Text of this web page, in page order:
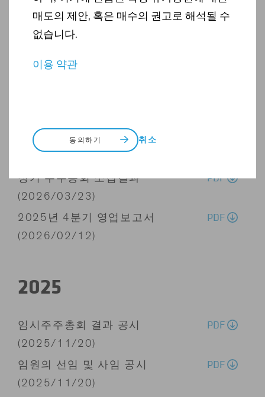
주요 경영상황 공시 - 자본감소 결정
(2026/05/28)
PDF
(2026/05/06)
임원의 선임 공시 (2026/03/23)
정기 주주총회 소집결과
(2026/03/23)
PDF
2025년 4분기 영업보고서
(2026/02/12)
PDF
2025
임시주주총회 결과 공시
(2025/11/20)
PDF
임원의 선임 및 사임 공시
(2025/11/20)
PDF
매도의 제안, 혹은 매수의 권고로 해석될 수
없습니다.
이용 약관
동의하기 취소